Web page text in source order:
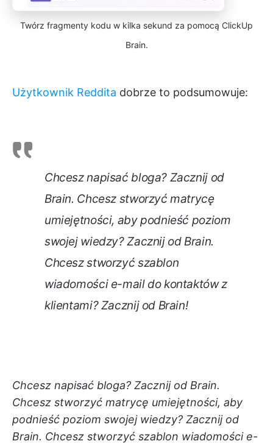
Twórz fragmenty kodu w kilka sekund za pomocą ClickUp
Brain.
Użytkownik Reddita dobrze to podsumowuje:
Chcesz napisać bloga? Zacznij od
Brain. Chcesz stworzyć matrycę
umiejętności, aby podnieść poziom
swojej wiedzy? Zacznij od Brain.
Chcesz stworzyć szablon
wiadomości e-mail do kontaktów z
klientami? Zacznij od Brain!
Chcesz napisać bloga? Zacznij od Brain.
Chcesz stworzyć matrycę umiejętności, aby
podnieść poziom swojej wiedzy? Zacznij od
Brain. Chcesz stworzyć szablon wiadomości e-